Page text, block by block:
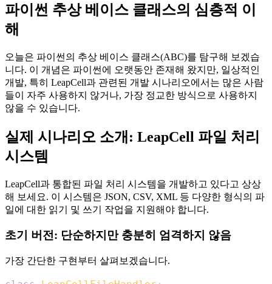
파이썬 추상 베이스 클래스의 심층적 이
해
오늘은 파이썬의 추상 베이스 클래스(ABC)를 탐구해 보겠습
니다. 이 개념은 파이썬에 오랫동안 존재해 왔지만, 일상적인
개발, 특히 LeapCell과 관련된 개발 시나리오에서는 많은 사람
들이 자주 사용하지 않거나, 가장 정교한 방식으로 사용하지
않을 수 있습니다.
실제 시나리오 소개: LeapCell 파일 처리
시스템
LeapCell과 통합된 파일 처리 시스템을 개발하고 있다고 상상
해 보세요. 이 시스템은 JSON, CSV, XML 등 다양한 형식의 파
일에 대한 읽기 및 쓰기 작업을 지원해야 합니다.
초기 버전: 단순하지만 충분히 엄격하지 않음
가장 간단한 구현부터 살펴보겠습니다.